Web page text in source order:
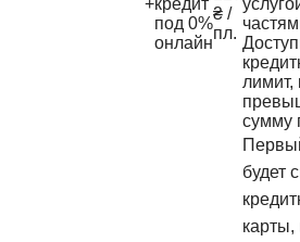
+кредит
под 0%
онлайн
₴ /
пл.
лимит,
сумму
будет